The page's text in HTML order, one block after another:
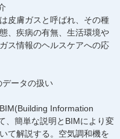
皮膚ガスと呼ばれ、その種
、疾病の有無、生活環境や
ス情報のヘルスケアへの応
ータの扱い
Information
、簡単な説明とBIMにより変
て解説する。空気調和機を